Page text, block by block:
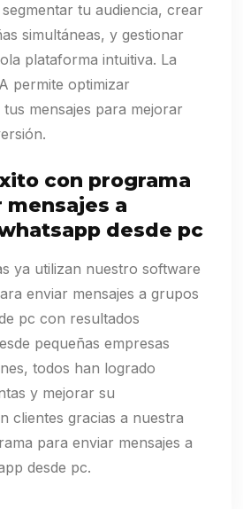
tu audiencia, crear
simultáneas, y gestionar
plataforma intuitiva. La
permite optimizar
mensajes para mejorar
con programa
mensajes a
desde pc
ya utilizan nuestro software
enviar mensajes a grupos
pc con resultados
pequeñas empresas
todos han logrado
y mejorar su
clientes gracias a nuestra
para enviar mensajes a
desde pc.